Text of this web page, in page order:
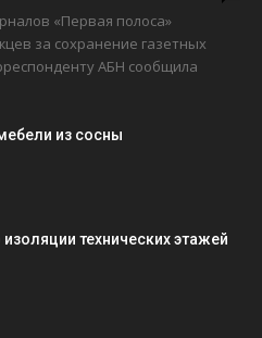
«Первая полоса»
за сохранение газетных
АБН сообщила
из сосны
технических этажей